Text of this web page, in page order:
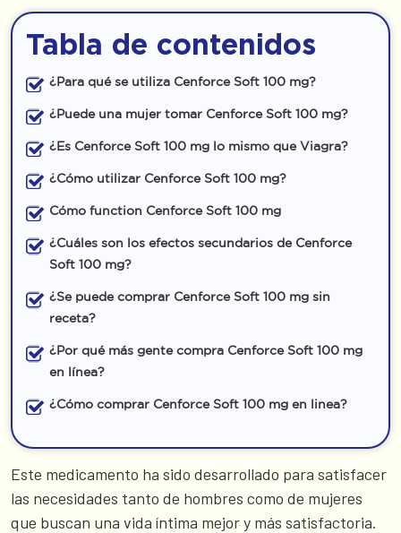
Tabla de contenidos
¿Para qué se utiliza Cenforce Soft 100 mg?
¿Puede una mujer tomar Cenforce Soft 100 mg?
¿Es Cenforce Soft 100 mg lo mismo que Viagra?
¿Cómo utilizar Cenforce Soft 100 mg?
Cómo function Cenforce Soft 100 mg
¿Cuáles son los efectos secundarios de Cenforce
Soft 100 mg?
¿Se puede comprar Cenforce Soft 100 mg sin
receta?
¿Por qué más gente compra Cenforce Soft 100 mg
en línea?
¿Cómo comprar Cenforce Soft 100 mg en linea?
Este medicamento ha sido desarrollado para satisfacer
las necesidades tanto de hombres como de mujeres
que buscan una vida íntima mejor y más satisfactoria.